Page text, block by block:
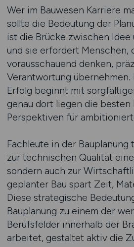
Wer im Bauwesen Karriere
sollte die Bedeutung der
ist die Brücke zwischen Idee
und sie erfordert Menschen,
vorausschauend denken,
Verantwortung übernehmen.
Erfolg beginnt mit
genau dort liegen die
Perspektiven für
Fachleute in der
zur technischen Qualität
sondern auch zur
geplanter Bau spart Zeit,
Diese strategische
Bauplanung zu einem der
Berufsfelder innerhalb der
arbeitet, gestaltet aktiv die